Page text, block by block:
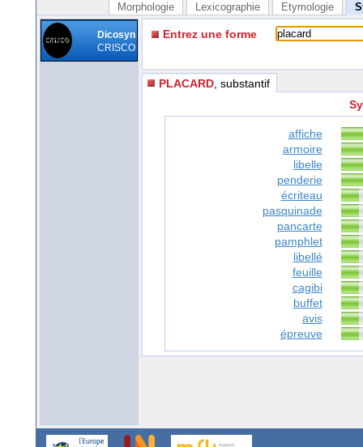
Morphologie Lexicographie Etymologie
Dicosyn
CRISCO
Entrez une forme
PLACARD , substantif
affiche
armoire
libelle
penderie
écriteau
pasquinade
pancarte
pamphlet
libellé
feuille
cagibi
buffet
avis
épreuve